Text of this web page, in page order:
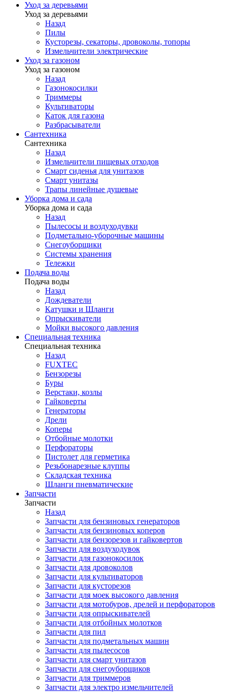
Уход за деревьями
Уход за деревьями
Назад
Пилы
Кусторезы, секаторы, дровоколы, топоры
Измельчители электрические
Уход за газоном
Уход за газоном
Назад
Газонокосилки
Триммеры
Культиваторы
Каток для газона
Разбрасыватели
Сантехника
Сантехника
Назад
Измельчители пищевых отходов
Смарт сиденья для унитазов
Смарт унитазы
Трапы линейные душевые
Уборка дома и сада
Уборка дома и сада
Назад
Пылесосы и воздуходувки
Подметально-уборочные машины
Снегоуборщики
Системы хранения
Тележки
Подача воды
Подача воды
Назад
Дождеватели
Катушки и Шланги
Опрыскиватели
Мойки высокого давления
Специальная техника
Специальная техника
Назад
FUXTEC
Бензорезы
Буры
Верстаки, козлы
Гайковерты
Генераторы
Дрели
Коперы
Отбойные молотки
Перфораторы
Пистолет для герметика
Резьбонарезные клуппы
Складская техника
Шланги пневматические
Запчасти
Запчасти
Назад
Запчасти для бензиновых генераторов
Запчасти для бензиновых коперов
Запчасти для бензорезов и гайковертов
Запчасти для воздуходувок
Запчасти для газонокосилок
Запчасти для дровоколов
Запчасти для культиваторов
Запчасти для кусторезов
Запчасти для моек высокого давления
Запчасти для мотобуров, дрелей и перфораторов
Запчасти для опрыскивателей
Запчасти для отбойных молотков
Запчасти для пил
Запчасти для подметальных машин
Запчасти для пылесосов
Запчасти для смарт унитазов
Запчасти для снегоуборщиков
Запчасти для триммеров
Запчасти для электро измельчителей